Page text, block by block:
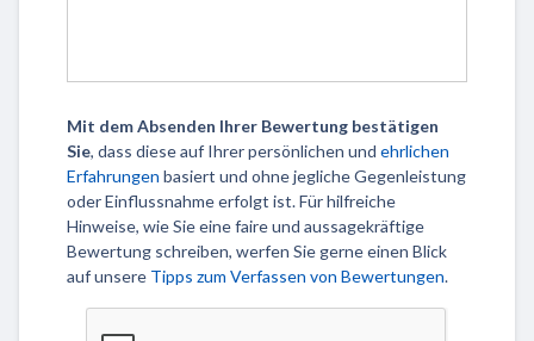
Mit dem Absenden Ihrer Bewertung bestätigen
Sie, dass diese auf Ihrer persönlichen und ehrlichen
Erfahrungen basiert und ohne jegliche Gegenleistung
oder Einflussnahme erfolgt ist. Für hilfreiche
Hinweise, wie Sie eine faire und aussagekräftige
Bewertung schreiben, werfen Sie gerne einen Blick
auf unsere Tipps zum Verfassen von Bewertungen.